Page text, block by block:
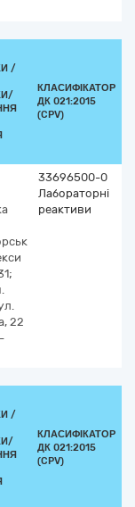
/
КЛАСИФІКАТОР
ДК 021:2015
(CPV)
22
33696500-0
Лабораторні
реактиви
/
КЛАСИФІКАТОР
ДК 021:2015
(CPV)